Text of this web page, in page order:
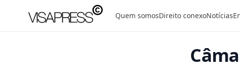
Visapress Quem somosDireito conexoNotícias